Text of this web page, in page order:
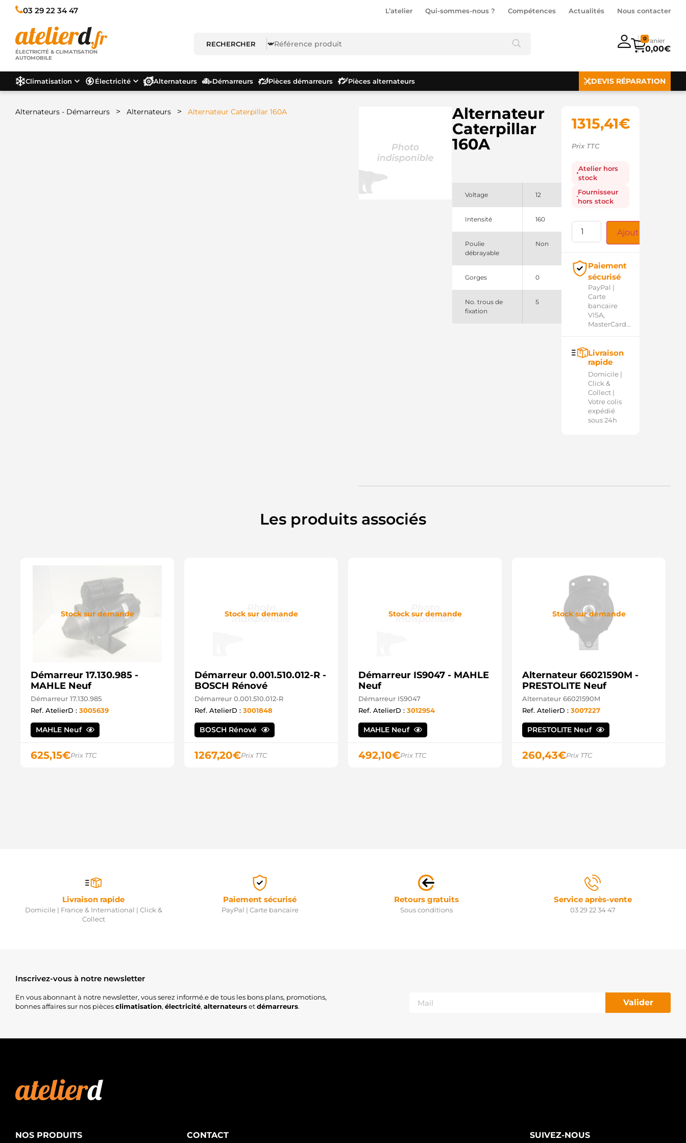
03 29 22 34 47 L’atelier Qui-sommes-nous ? Compétences Actualités Nous contacter
ÉLECTRICITÉ & CLIMATISATION
AUTOMOBILE
0,00€
0
Climatisation Électricité Alternateurs Démarreurs Pièces démarreurs Pièces alternateurs DEVIS RÉPARATION
Alternateurs - Démarreurs > Alternateurs > Alternateur Caterpillar 160A
Alternateur
Caterpillar
160A
Voltage 12
Intensité 160
Poulie
débrayable
Non
Gorges 0
No. trous de
fixation
5
1315,41€
Prix TTC
Atelier hors
stock
Fournisseur
hors stock
Ajouter au
Paiement
sécurisé
PayPal |
Carte
bancaire
VISA,
MasterCard...
Livraison
rapide
Domicile |
Click &
Collect |
Votre colis
expédié
sous 24h
Les produits associés
Stock sur demande
Démarreur 17.130.985 -
MAHLE Neuf
Démarreur 17.130.985
Ref. AtelierD : 3005639
MAHLE Neuf
625,15€Prix TTC
Stock sur demande
Démarreur 0.001.510.012-R -
BOSCH Rénové
Démarreur 0.001.510.012-R
Ref. AtelierD : 3001848
BOSCH Rénové
1267,20€Prix TTC
Stock sur demande
Démarreur IS9047 - MAHLE
Neuf
Démarreur IS9047
Ref. AtelierD : 3012954
MAHLE Neuf
492,10€Prix TTC
Stock sur demande
Alternateur 66021590M -
PRESTOLITE Neuf
Alternateur 66021590M
Ref. AtelierD : 3007227
PRESTOLITE Neuf
260,43€Prix TTC
Livraison rapide
Domicile | France & International | Click &
Collect
Paiement sécurisé
PayPal | Carte bancaire
Retours gratuits
Sous conditions
Service après-vente
03 29 22 34 47
Inscrivez-vous à notre newsletter
En vous abonnant à notre newsletter, vous serez informé.e de tous les bons plans, promotions,
bonnes affaires sur nos piècesclimatisation, électricité, alternateursetdémarreurs. Valider
NOS PRODUITS CONTACT SUIVEZ-NOUS